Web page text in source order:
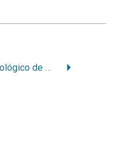
Estudio epidemiológico de maloclusiones: frecuencia de maloclusiones en niños de 1er. Año escolar